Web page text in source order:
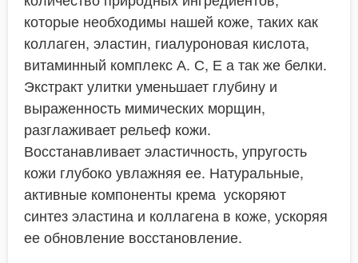
которые необходимы нашей коже, таких как
коллаген, эластин, гиалуроновая кислота,
витаминный комплекс А. С, Е а так же белки.
Экстракт улитки уменьшает глубину и
выраженность мимических морщин,
разглаживает рельеф кожи.
Восстанавливает эластичность, упругость
кожи глубоко увлажняя ее. Натуральные,
активные компоненты крема ускоряют
синтез эластина и коллагена в коже, ускоряя
ее обновление восстановление.